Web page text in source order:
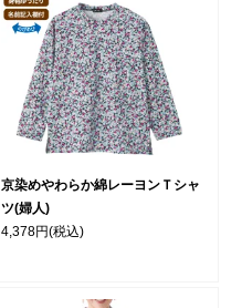
京染めやわらか綿レーヨンＴシャ
ツ(婦人)
4,378円(税込)